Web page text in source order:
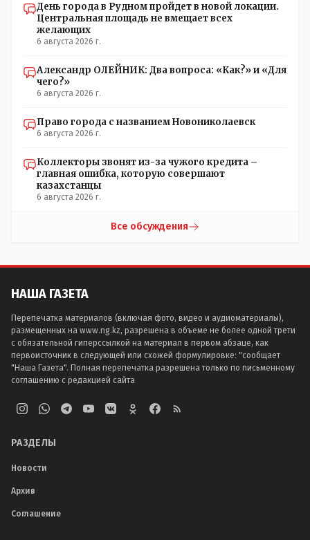
День города в Рудном пройдет в новой локации.
Центральная площадь не вмещает всех
желающих
6 августа 2026 г.
Александр ОЛЕЙНИК: Два вопроса: «Как?» и «Для
чего?»
6 августа 2026 г.
Право города с названием Новониколаевск
6 августа 2026 г.
Коллекторы звонят из-за чужого кредита –
главная ошибка, которую совершают
казахстанцы
6 августа 2026 г.
Все обсуждения
НАША ГАЗЕТА
Перепечатка материалов (включая фото, видео и аудиоматериалы),
размещенных на www.ng.kz, разрешена в объеме не более одной трети
с обязательной гиперссылкой на материал в первом абзаце, как
первоисточник в следующей или схожей формулировке: "сообщает
"Наша Газета". Полная перепечатка разрешена только по письменному
соглашению с редакцией сайта
РАЗДЕЛЫ
Новости
Архив
Соглашение